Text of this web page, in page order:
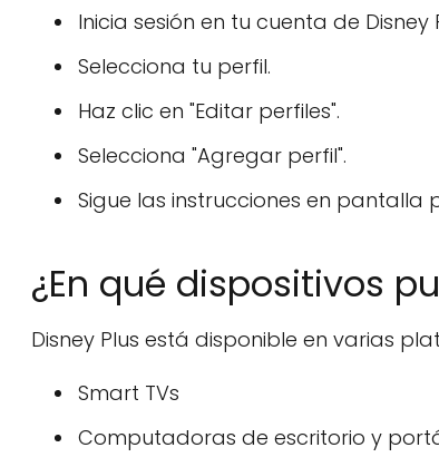
Inicia sesión en tu cuenta de Disney
Selecciona tu perfil.
Haz clic en "Editar perfiles".
Selecciona "Agregar perfil".
Sigue las instrucciones en pantalla
¿En qué dispositivos
Disney Plus está disponible en varias
Smart TVs
Computadoras de escritorio y